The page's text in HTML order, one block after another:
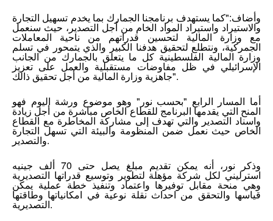
وأضاف:"كما يستهدف برنامجنا الجمارك بما يخدم تسهيل التجارة
والاستيراد واستيراد المواد الخام من أجل التصدير، حيث سنعمل
مع وزارة المالية لتحسين قدراتهم من ناحية المعاملات
الجمركية، ونتطلع لتحقيق هدفنا الكبير والذي يتمحور في تسلم
وزارة المالية الفلسطينية كل ما يتعلق بالجمارك من الجانب
الإسرائيلي في ظل مفاوضات مستقبلية والعمل على تعزيز
جاهزية وزارة المالية من أجل تحقيق ذالك".
أما المسار الرابع "بحسب نور" وهو موضوع ورشة اليوم فهو
المنح التي يقدمها البرنامج للقطاع الخاص مباشرة من أجل زيادة
واسناد التصدير والتي تهدف إلى مشاركة المخاطرة مع القطاع
الخاص حيث نعمل ضمن المنظومة والبيئة التي تسهل التجارة
والتصدير.
وذكر نور، أنه يمكن تقديم مبلغ يصل حتى 70 ألف جينيه
استرليني لكل شركة مؤهلة لتطوير وتوسيع قدراتها التصديرية
وهي منحة مقابل توفيرها واعتماد وتنفيذ خطة عملية يمكن
قياسها والتحقق من احداث نقلة نوعية في امكانياتها وطاقتها
التصديرية.